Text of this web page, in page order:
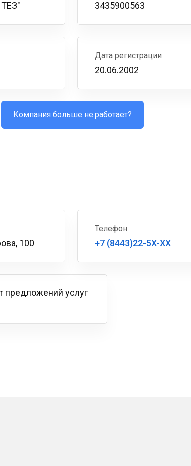
3435900563
Дата регистрации
20.06.2002
Компания больше не работает?
100
Телефон
+7 (8443)22-5X-XX
предложений услуг